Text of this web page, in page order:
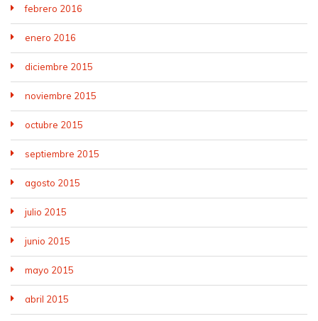
febrero 2016
enero 2016
diciembre 2015
noviembre 2015
octubre 2015
septiembre 2015
agosto 2015
julio 2015
junio 2015
mayo 2015
abril 2015